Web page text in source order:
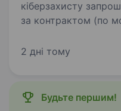
кіберзахисту
за контрактом (по
на варті цифрового
2 дні тому
Будьте першим!